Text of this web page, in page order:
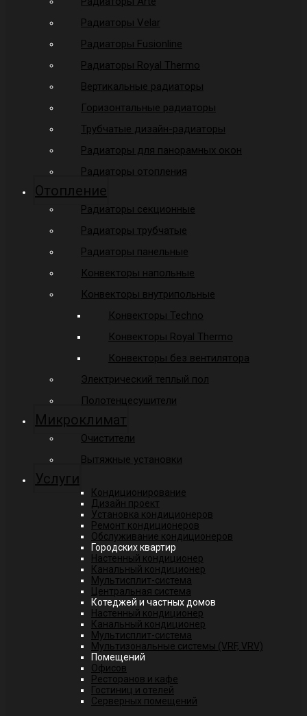
Радиаторы Velar
Радиаторы Fusionline
Радиаторы Royal Thermo
Вертикальные радиаторы
Горизонтальные радиаторы
Трубчатые дизайн-радиаторы
Радиаторы для панорамных окон
Радиаторы отопления
Отопление
Радиаторы секционные
Радиаторы трубчатые
Радиаторы панельные
Конвекторы напольные
Конвекторы внутрипольные
Конвекторы Techno
Конвекторы Royal Thermo
Конвекторы без вентилятора
Электрический теплый пол
Полотенцесушители
Микроклимат
Очистители
Вытяжные установки
Услуги
Кондиционирование
Дизайн проект
Установка кондиционеров
Ремонт кондиционеров
Обслуживание кондиционеров
Городских квартир
Настенный кондиционер
Канальный кондиционер
Мультисплит-система
Центральная система
Котеджей и частных домов
Настенный кондиционер
Канальный кондиционер
Мультисплит-система
Мультизональные системы (VRF, VRV)
Помещений
Офисов
Ресторанов и кафе
Гостиниц и отелей
Серверных помещений